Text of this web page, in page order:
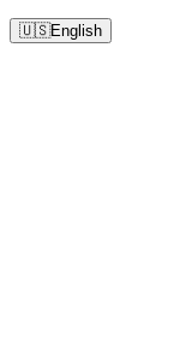
🇺🇸English